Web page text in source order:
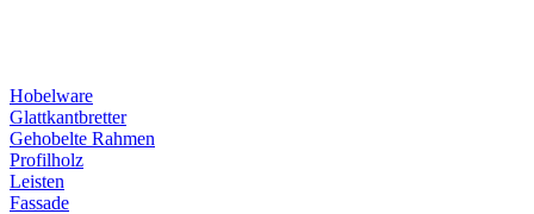
Hobelware
Glattkantbretter
Gehobelte Rahmen
Profilholz
Leisten
Fassade